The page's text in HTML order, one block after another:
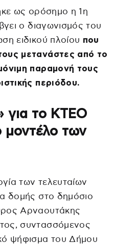
ως ορόσημο η 1η
ο διαγωνισμός του
ειδικού πλοίου που
μετανάστες από το
παραμονή τους
περιόδου.
για το ΚΤΕΟ
μοντέλο των
των τελευταίων
δομής στο δημόσιο
Αρναουτάκης
συντασσόμενος
ψήφισμα του Δήμου